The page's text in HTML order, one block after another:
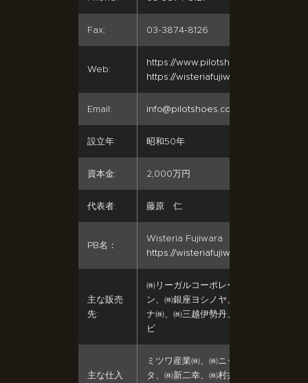
Fax: 03-3874-8126
Web:
https://www.pilotshoes.co.jp
https://wisteriafujiwara.jp/
Email: info@pilotshoes.co.jp
設立年: 昭和50年
資本金: 2,000万円
代表者: 藤原 仁
PB名：
Wisteria Fujiwara
https://wisteriafujiwara.jp
主な販売
先:
㈱リーガルコーポレーショ
ン、㈱銀座ヨシノヤ、ダイア
ナ㈱、㈱三越伊勢丹、㈱ワザ
ビ
主な仕入
ミツワ産業㈱、㈱ニッピフジ
タ、㈱新二幸、㈱村井、㈱カ